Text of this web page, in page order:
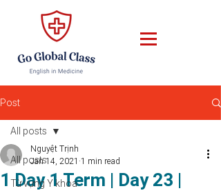
Post
All posts
Từ vựng Y khoa
All posts
1 Day 1 Term | Day 23 |
Nguyệt Trịnh
Jan 14, 2021 1 min read